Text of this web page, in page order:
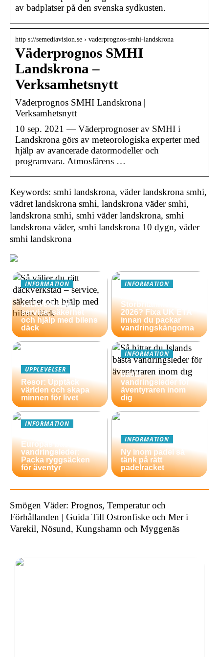
av badplatser på den svenska sydkusten.
http s://semediavision.se › vaderprognos-smhi-landskrona
Väderprognos SMHI
Landskrona –
Verksamhetsnytt
Väderprognos SMHI Landskrona |
Verksamhetsnytt
10 sep. 2021 — Väderprognoser av SMHI i
Landskrona görs av meteorologiska experter med
hjälp av avancerade datormodeller och
programvara. Atmosfärens …
Keywords: smhi landskrona, väder landskrona smhi,
vädret landskrona smhi, landskrona väder smhi,
landskrona smhi, smhi väder landskrona, smhi
landskrona väder, smhi landskrona 10 dygn, väder
smhi landskrona
INFORMATION
Så väljer du rätt
däckverkstad –
service, säkerhet
och hjälp med bilens
däck
INFORMATION
Storbritannien
2026? Fixa UK ETA
innan du packar
vandringskängorna
UPPLEVELSER
Resor: Upptäck
världen och skapa
minnen för livet
INFORMATION
Så hittar du Islands
bästa
vandringsleder för
äventyraren inom
dig
INFORMATION
Europas bästa
vandringsleder:
Packa ryggsäcken
för äventyr
INFORMATION
Ny inom padel så
tänk på rätt
padelracket
Smögen Väder: Prognos, Temperatur och
Förhållanden | Guida Till Ostronfiske och Mer i
Varekil, Nösund, Kungshamn och Myggenäs